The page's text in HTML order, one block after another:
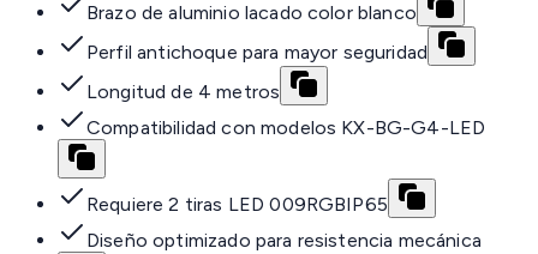
Brazo de aluminio lacado color blanco
Perfil antichoque para mayor seguridad
Longitud de 4 metros
Compatibilidad con modelos KX-BG-G4-LED
Requiere 2 tiras LED 009RGBIP65
Diseño optimizado para resistencia mecánica